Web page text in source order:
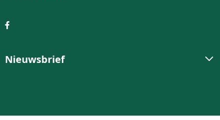
Nieuwsbrief